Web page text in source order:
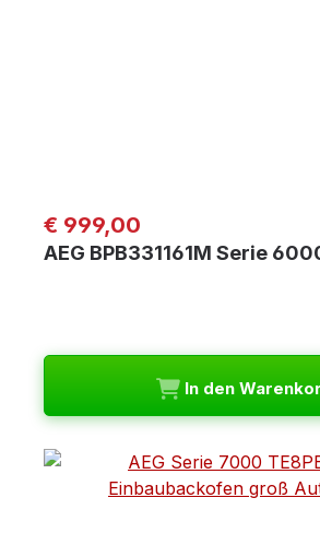
Regulärer Preis:
€ 999,00
AEG BPB331161M Serie
In den